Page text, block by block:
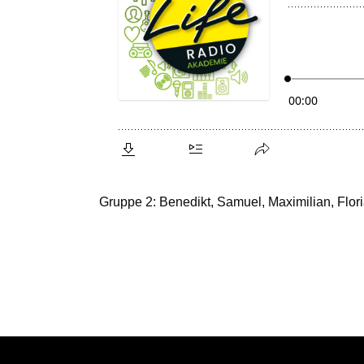
Gruppe 2: Benedikt, Samuel, Maximilian,